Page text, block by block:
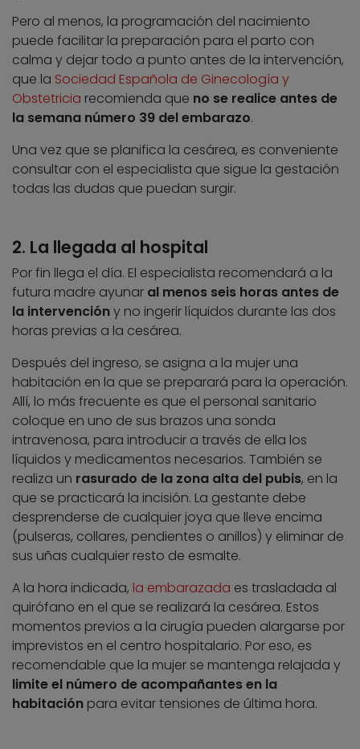
Pero al menos, la programación del nacimiento
puede facilitar la preparación para el parto con
calma y dejar todo a punto antes de la intervención,
que la Sociedad Española de Ginecología y
Obstetricia recomienda que no se realice antes de
la semana número 39 del embarazo.
Una vez que se planifica la cesárea, es conveniente
consultar con el especialista que sigue la gestación
todas las dudas que puedan surgir.
2. La llegada al hospital
Por fin llega el día. El especialista recomendará a la
futura madre ayunar al menos seis horas antes de
la intervencióny no ingerir líquidos durante las dos
horas previas a la cesárea.
Después del ingreso, se asigna a la mujer una
habitación en la que se preparará para la operación.
Allí, lo más frecuente es que el personal sanitario
coloque en uno de sus brazos una sonda
intravenosa, para introducir a través de ella los
líquidos y medicamentos necesarios. También se
realiza un rasurado de la zona alta del pubis, en la
que se practicará la incisión. La gestante debe
desprenderse de cualquier joya que lleve encima
(pulseras, collares, pendientes o anillos) y eliminar de
sus uñas cualquier resto de esmalte.
A la hora indicada, la embarazada es trasladada al
quirófano en el que se realizará la cesárea. Estos
momentos previos a la cirugía pueden alargarse por
imprevistos en el centro hospitalario. Por eso, es
recomendable que la mujer se mantenga relajada y
limite el número de acompañantes en la
habitación para evitar tensiones de última hora.